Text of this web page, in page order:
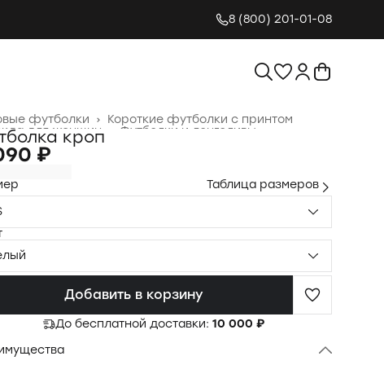
8 (800) 201-01-08
Короткие футболки с принтом
футболки ›
Футболки и лонгсливы
для женщин
› кроп
₽
Таблица размеров
Добавить в корзину
До бесплатной доставки: 10 000 ₽